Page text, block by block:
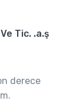
Tic. .a.ş
derece